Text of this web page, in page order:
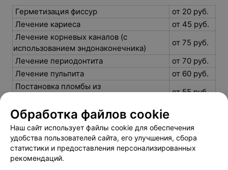
Герметизация фиссур
от 20 руб.
Лечение кариеса
от 45 руб.
Лечение корневых каналов (с
использованием эндонаконечника)
от 75 руб.
Лечение периодонтита
от 70 руб.
Лечение пульпита
от 60 руб.
Постановка пломбы из
от 55 руб.
Профессиональная гигиена всех зубов
Профессиональная гигиена полости рта
Профессиональная чистка зубов
от 140 руб.
Профессиональная чистка одного зуба
от 5 руб.
Обработка файлов cookie
Наш сайт использует файлы cookie для обеспечения
удобства пользователей сайта, его улучшения, сбора
статистики и предоставления персонализированных
рекомендаций.